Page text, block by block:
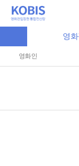
영
영화인